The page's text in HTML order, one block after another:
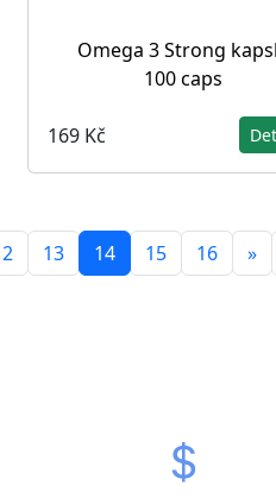
Omega 3 Strong
100 caps
169 Kč
13 14 15 16 »